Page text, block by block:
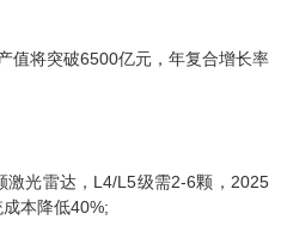
值将突破6500亿元，年复合增长率
激光雷达，L4/L5级需2-6颗，2025
本降低40%;